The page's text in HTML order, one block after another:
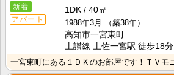
新着
アパート
1DK
40㎡
1988年3月
（築38年）
高知市一宮東町
土讃線 土佐一宮駅 徒歩18分